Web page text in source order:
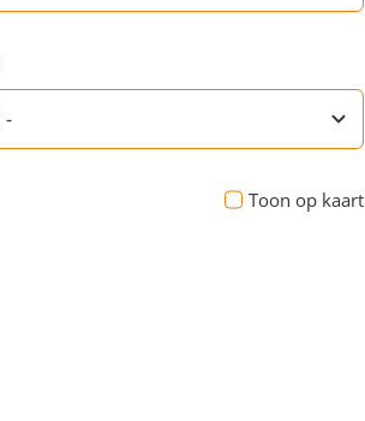
Toon op kaart